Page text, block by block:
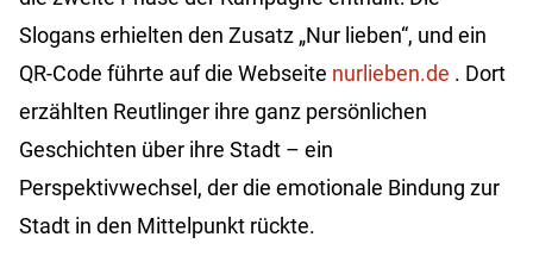
Slogans erhielten den Zusatz „Nur lieben“, und ein
QR-Code führte auf die Webseite nurlieben.de . Dort
erzählten Reutlinger ihre ganz persönlichen
Geschichten über ihre Stadt – ein
Perspektivwechsel, der die emotionale Bindung zur
Stadt in den Mittelpunkt rückte.